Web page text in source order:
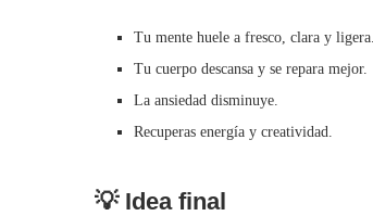
Tu mente huele a fresco, clara y ligera.
Tu cuerpo descansa y se repara mejor.
La ansiedad disminuye.
Recuperas energía y creatividad.
💡 Idea final